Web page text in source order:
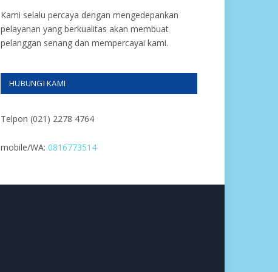
Kami selalu percaya dengan mengedepankan
pelayanan yang berkualitas akan membuat
pelanggan senang dan mempercayai kami.
HUBUNGI KAMI
Telpon (021) 2278 4764
mobile/WA: 0816773514